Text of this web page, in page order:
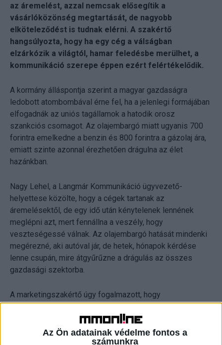
Az Ön adatainak védelme fontos a
számunkra
az áremelést, azzal nemcsak elősegítik a
vásárlóközönség megtartását, de nagyobb
elköteleződést is tudnak elérni. A szakértő
hangsúlyozta, hogy ha egy cég a válságban
elzárkózik a világtól, hamar feledésbe merülhet, a
kommunikáció szerepe éppen ezért felértékelődik.
A kormány álláspontja szerint a magyar gazdaságra
ledobott atombombával érne fel, ha a jelenlegi formájában
elfogadnák az uniós tagállamok a hatodik orosz
szankciós csomagot. Az olajembargó miatt ugyanis 700
forintra emelkedne a benzin és 800 forintra a gázolaj ára,
emiatt szinte azonnal érezhetően drágulna az élet
hazánkban.
Nagy Lehel, a Langmár Kommunikáció ügyvezető-
helyettese közölte, hogy a cégek tartanak az
áremelésektől, de egy idő után kénytelenek lennének
meglépni azt, mert fennállna a veszély, hogy
veszteségessé válnak. Az olajembargó hatását mindenki
megérezné, aki autóval jár, de hetek, hónapok kérdése
lenne csupán, mire átgyűrűzne a drágulás az összes
gazdasági szektorba.
A marketingszakértő úgy fogalmazott, hogy
Magyarországon is egyre több cégvezető látja át, hogy
amikor nehézségek adódnak, akkor nem az a megoldás,
hogy elzárkózunk a külvilágtól, hanem éppen
ellenkezőleg, minél erősebben kell kommunikálni a